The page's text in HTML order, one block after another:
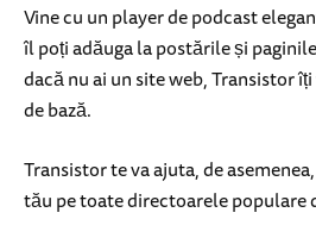
Vine cu un player de podcast
îl poți adăuga la postările și
dacă nu ai un site web, Transistor
de bază.
Transistor te va ajuta, de
tău pe toate directoarele populare